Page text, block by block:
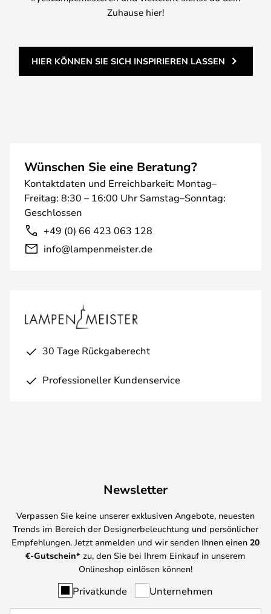
Zuhause hier!
HIER KÖNNEN SIE SICH INSPIRIEREN LASSEN
Wünschen Sie eine Beratung?
Kontaktdaten und Erreichbarkeit: Montag–
Freitag: 8:30 – 16:00 Uhr Samstag–Sonntag:
Geschlossen
+49 (0) 66 423 063 128
info@lampenmeister.de
30 Tage Rückgaberecht
Professioneller Kundenservice
Newsletter
Verpassen Sie keine unserer exklusiven Angebote, neuesten
Trends im Bereich der Designerbeleuchtung und persönlicher
Empfehlungen. Jetzt anmelden und wir senden Ihnen einen 20
€-Gutschein* zu, den Sie bei Ihrem Einkauf in unserem
Onlineshop einlösen können!
Privatkunde Unternehmen